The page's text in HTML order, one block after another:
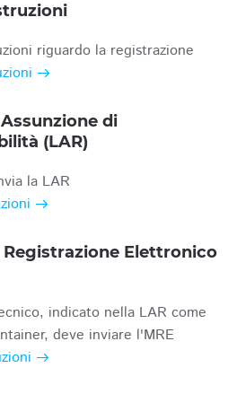
riguardo la registrazione
di
(LAR)
la LAR
Registrazione Elettronico
indicato nella LAR come
deve inviare l'MRE